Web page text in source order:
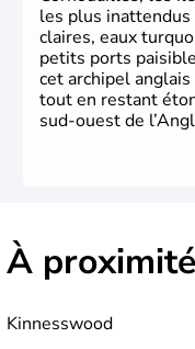
à partir de 1973, le
1980, d’importantes
lelibéralisme,
développement. Son
sa culture et son
les plus
claires, eaux
petits ports
cet archipel
tout en restant
sud-ouest de
À
Kinnesswood